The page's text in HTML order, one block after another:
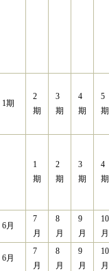
1期
2
期
3
期
4
期
5
期
1
期
2
期
3
期
4
期
6月
7
月
8
月
9
月
10
月
6月
7
月
8
月
9
月
10
月